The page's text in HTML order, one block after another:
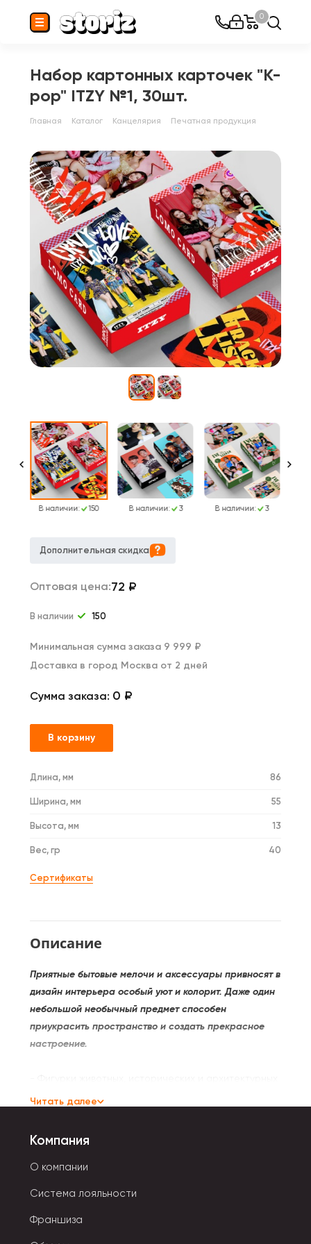
0
Набор картонных карточек "K-
pop" ITZY №1, 30шт.
Главная Каталог Канцелярия Печатная продукция
В наличии: 150 В наличии: 3 В наличии: 3
Дополнительная скидка
Оптовая цена:72 ₽
В наличии 150
Минимальная сумма заказа 9 999 ₽
Доставка в город Москва от 2 дней
Сумма заказа: 0 ₽
В корзину
Длина, мм 86
Ширина, мм 55
Высота, мм 13
Вес, гр 40
Сертификаты
Описание
Приятные бытовые мелочи и аксессуары привносят в
дизайн интерьера особый уют и колорит. Даже один
небольшой необычный предмет способен
приукрасить пространство и создать прекрасное
настроение.
памятников стильно смотрятся в любом интерьере.
- Необычные горшочки для цветов можно поставить
на подоконник не только дома, но и на даче. Они
- Песочные часы всегда пригодятся для отсчета
времени, например, во время домашних занятий
Читать далее
Компания
О компании
Система лояльности
Франшиза